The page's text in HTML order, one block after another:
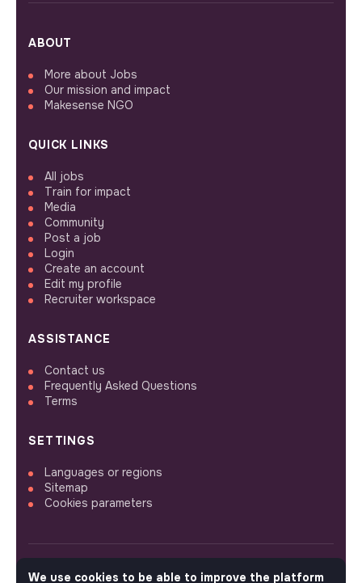
ABOUT
More about Jobs
Our mission and impact
Makesense NGO
QUICK LINKS
All jobs
Train for impact
Media
Community
Post a job
Login
Create an account
Edit my profile
Recruiter workspace
ASSISTANCE
Contact us
Frequently Asked Questions
Terms
SETTINGS
Languages or regions
Sitemap
Cookies parameters
We use cookies to be able to improve the platform